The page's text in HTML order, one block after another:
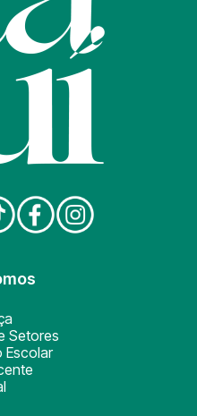
Setores
Escolar